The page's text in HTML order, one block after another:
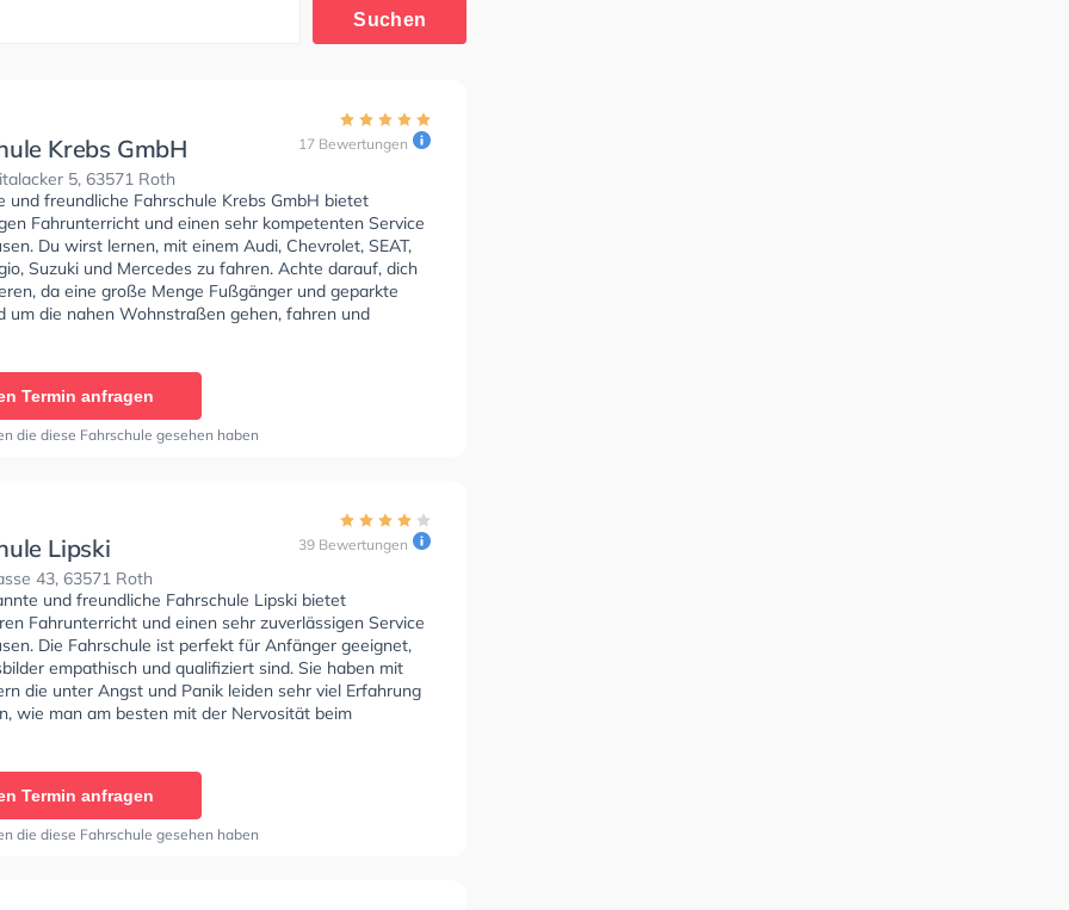
Suchen
Krebs GmbH
5, 63571 Roth
17 Bewertungen
und freundliche Fahrschule Krebs GmbH bietet
Fahrunterricht und einen sehr kompetenten Service
Du wirst lernen, mit einem Audi, Chevrolet, SEAT,
Suzuki und Mercedes zu fahren. Achte darauf, dich
da eine große Menge Fußgänger und geparkte
um die nahen Wohnstraßen gehen, fahren und
Fahrschule bietet Perfekte Bedingungen um deine
Klasse C1 und Klasse C1E und Klasse C zu
der Fahrschule Krebs GmbH Sie können einen Termin
Termin anfragen
die diese Fahrschule gesehen haben
Lipski
43, 63571 Roth
39 Bewertungen
und freundliche Fahrschule Lipski bietet
Fahrunterricht und einen sehr zuverlässigen Service
Die Fahrschule ist perfekt für Anfänger geeignet,
empathisch und qualifiziert sind. Sie haben mit
die unter Angst und Panik leiden sehr viel Erfahrung
wie man am besten mit der Nervosität beim
umgehen muss. Wir empfehlen dir auch online-theorie
der Fahrschule Lipski Sie können einen Termin online
Termin anfragen
die diese Fahrschule gesehen haben